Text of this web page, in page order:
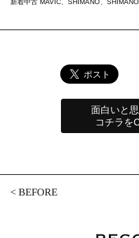
新着中古 MAVIC、SHIMANO、
面白いと
コチラを
<BEFORE